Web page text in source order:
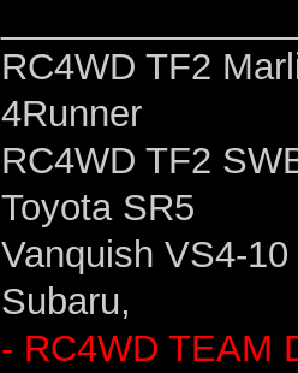
RC4WD TF2
4Runner
RC4WD TF2
Toyota SR5
Vanquish VS4-
Subaru,
- RC4WD TEAM